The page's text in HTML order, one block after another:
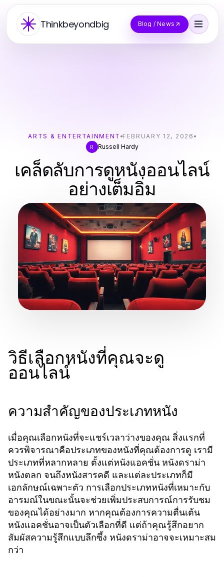
Thinkbeyondbig Blog / News
ARTS & ENTERTAINMENT FEBRUARY 12, 2026
R
Russell Hardy
เคล็ดลับการดูหนังออนไลน์
อย่างเต็มอิ่ม
วิธีเลือกหนังที่คุณจะดู
ออนไลน์
ความสำคัญของประเภทหนัง
เมื่อคุณเลือกหนังที่จะแชร์เวลาว่างของคุณ สิ่งแรกที่
ควรพิจารณาคือประเภทของหนังที่คุณต้องการดู เรามี
ประเภทที่หลากหลาย ตั้งแต่หนังแอคชั่น หนังดราม่า
หนังตลก จนถึงหนังสารคดี และแต่ละประเภทก็มี
เอกลักษณ์เฉพาะตัว การเลือกประเภทหนังที่เหมาะกับ
อารมณ์ในขณะนั้นจะช่วยเพิ่มประสบการณ์การรับชม
ของคุณได้อย่างมาก หากคุณต้องการความตื่นเต้น
หนังแอคชั่นอาจเป็นตัวเลือกที่ดี แต่ถ้าคุณรู้สึกอยาก
สัมผัสความรู้สึกแบบลึกซึ้ง หนังดราม่าอาจจะเหมาะสม
กว่า